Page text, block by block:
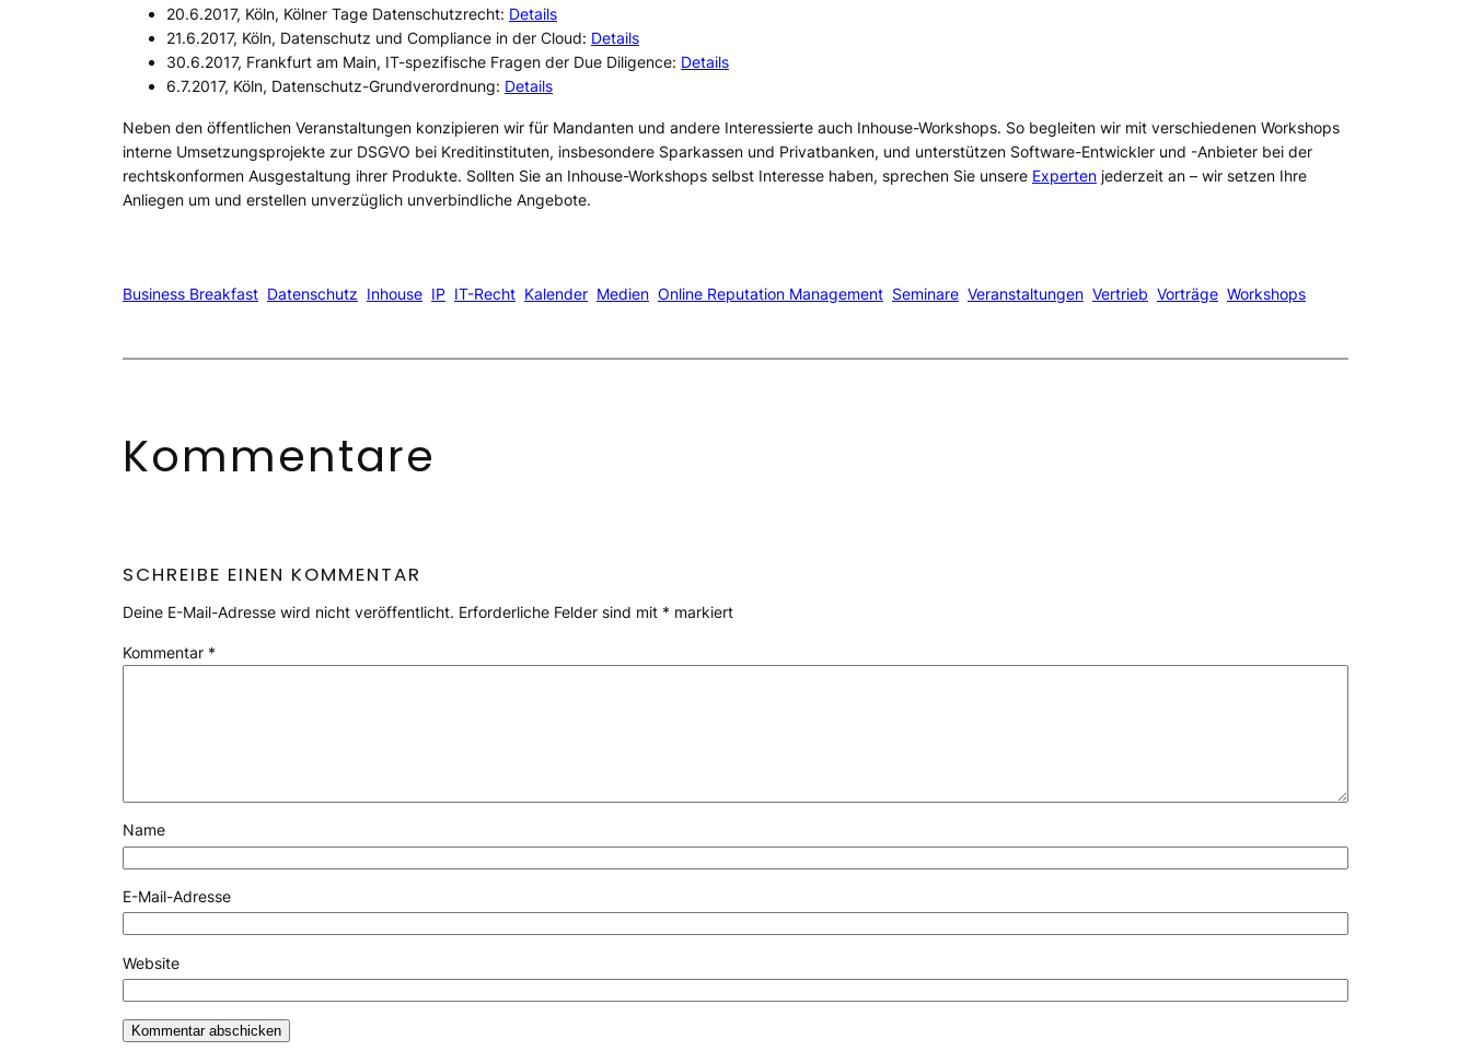
20.6.2017, Köln, Kölner Tage Datenschutzrecht: Details
21.6.2017, Köln, Datenschutz und Compliance in der Cloud: Details
30.6.2017, Frankfurt am Main, IT-spezifische Fragen der Due Diligence: Details
6.7.2017, Köln, Datenschutz-Grundverordnung: Details
Neben den öffentlichen Veranstaltungen konzipieren wir für Mandanten und andere Interessierte auch Inhouse-Workshops. So begleiten wir mit verschiedenen Workshops
interne Umsetzungsprojekte zur DSGVO bei Kreditinstituten, insbesondere Sparkassen und Privatbanken, und unterstützen Software-Entwickler und -Anbieter bei der
rechtskonformen Ausgestaltung ihrer Produkte. Sollten Sie an Inhouse-Workshops selbst Interesse haben, sprechen Sie unsere Experten jederzeit an – wir setzen Ihre
Anliegen um und erstellen unverzüglich unverbindliche Angebote.
Business Breakfast Datenschutz Inhouse IP IT-Recht Kalender Medien Online Reputation Management Seminare Veranstaltungen Vertrieb Vorträge Workshops
Kommentare
SCHREIBE EINEN KOMMENTAR
Deine E-Mail-Adresse wird nicht veröffentlicht. Erforderliche Felder sind mit * markiert
Kommentar *
Name
E-Mail-Adresse
Website